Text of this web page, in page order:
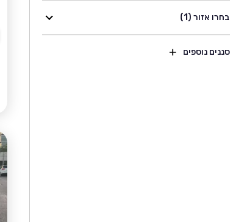
בחרו אזור (1)
סננים נוספים